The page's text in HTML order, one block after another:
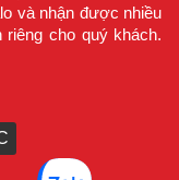
và nhận được nhiều
cho quý khách.